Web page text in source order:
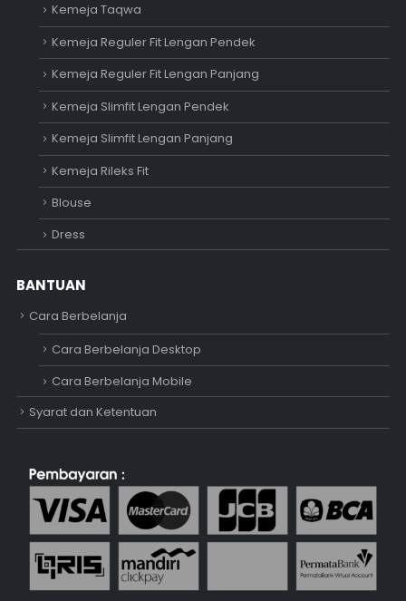
Kemeja Taqwa
Kemeja Reguler Fit Lengan Pendek
Kemeja Reguler Fit Lengan Panjang
Kemeja Slimfit Lengan Pendek
Kemeja Slimfit Lengan Panjang
Kemeja Rileks Fit
Blouse
Dress
BANTUAN
Cara Berbelanja
Cara Berbelanja Desktop
Cara Berbelanja Mobile
Syarat dan Ketentuan